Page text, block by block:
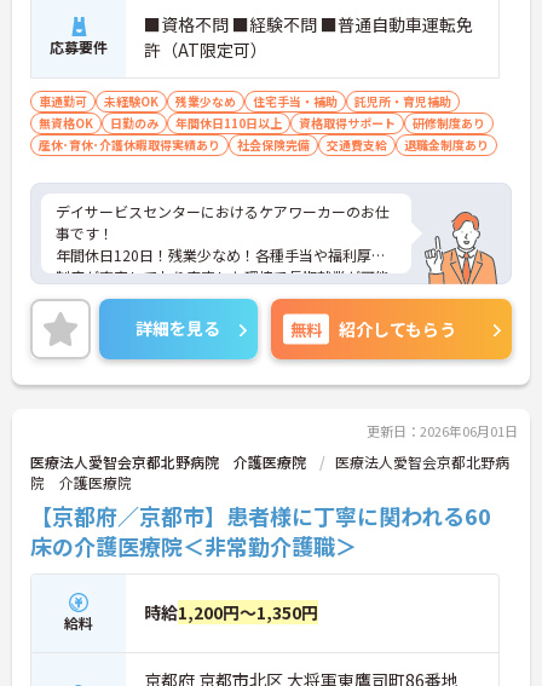
応募要件
■資格不問 ■経験不問 ■普通自動車運転免
許（AT限定可）
車通勤可 未経験OK 残業少なめ 住宅手当・補助
託児所・育児補助
無資格OK
日勤のみ 年間休日110日以上 資格取得サポート
研修制度あり
産休･育休･介護休暇取得実績あり
社会保険完備 交通費支給 退職金制度あり
デイサービスセンターにおけるケアワーカーのお仕
事です！
年間休日120日！残業少なめ！各種手当や福利厚生
制度が充実しており安定した環境で長期就業が可能
です。
ご興味ある方には、面接のポイントなど、さらに詳
細をお話致しますのでお気軽にご相談ください。
詳細を見る 無料 紹介してもらう
更新日：2026年06月01日
医療法人愛智会京都北野病院 介護医療院
医療法人愛智会京都北野病
院 介護医療院
【京都府／京都市】患者様に丁寧に関われる60
床の介護医療院＜非常勤介護職＞
給料 時給1,200円～1,350円
京都府 京都市北区 大将軍東鷹司町86番地